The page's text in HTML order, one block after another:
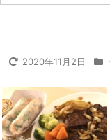
2020年11月2日